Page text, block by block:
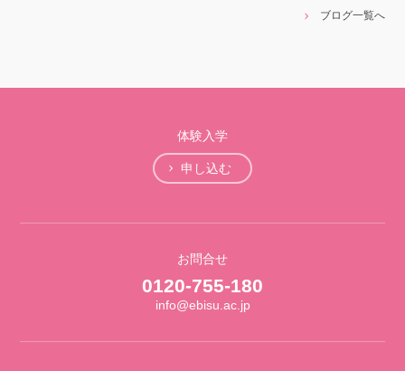
ブログ一覧へ
体験入学
申し込む
お問合せ
0120-755-180
info@ebisu.ac.jp